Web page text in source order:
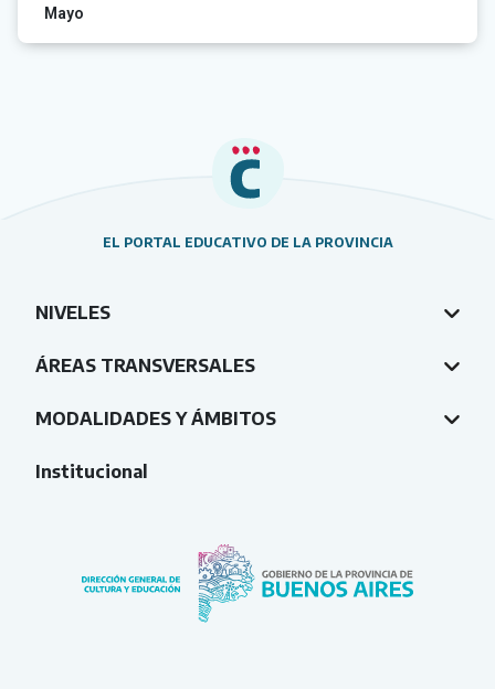
Mayo
EL PORTAL EDUCATIVO DE LA PROVINCIA
NIVELES
ÁREAS TRANSVERSALES
MODALIDADES Y ÁMBITOS
Institucional